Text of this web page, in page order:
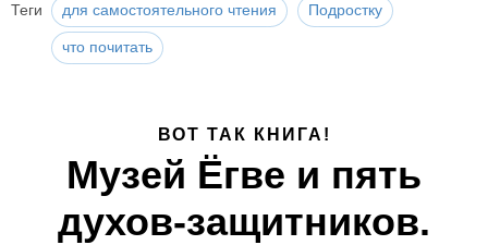
Теги для самостоятельного чтения Подростку
что почитать
ВОТ ТАК КНИГА!
Музей Ёгве и пять
духов-защитников.